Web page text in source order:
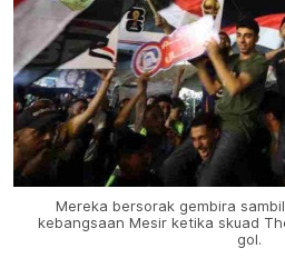
Mereka bersorak gembira
kebangsaan Mesir ketika skuad
gol.